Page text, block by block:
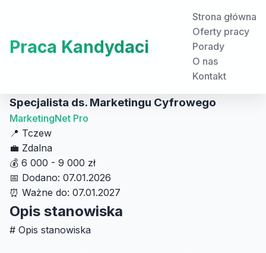
Praca Kandydaci
Strona główna
Oferty pracy
Porady
O nas
Kontakt
Specjalista ds. Marketingu Cyfrowego
MarketingNet Pro
📍 Tczew
💼 Zdalna
💰 6 000 - 9 000 zł
📅 Dodano: 07.01.2026
⏰ Ważne do: 07.01.2027
Opis stanowiska
# Opis stanowiska